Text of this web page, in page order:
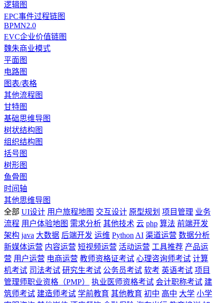
逻辑图
EPC事件过程链图
BPMN2.0
EVC企业价值链图
魏朱商业模式
平面图
电路图
图表/表格
其他流程图
甘特图
基础思维导图
树状结构图
组织结构图
括号图
树形图
鱼骨图
时间轴
其他思维导图
全部 UI设计 用户旅程地图 交互设计 原型规划 项目管理 业务
流程 用户体验地图 需求分析 其他技术 云 php 算法 前端开发
架构 java 大数据 后端开发 运维 Python AI 渠道运营 数据分析
新媒体运营 内容运营 短视频运营 活动运营 工具推荐 产品运
营 用户运营 电商运营 教师资格证考试 心理咨询师考试 计算
机考试 司法考试 研究生考试 公务员考试 软考 英语考试 项目
管理师职业资格（PMP）
执业医师资格考试 会计职称考试 建
筑师考试 建造师考试 学前教育 其他教育 初中 高中 大学 小学